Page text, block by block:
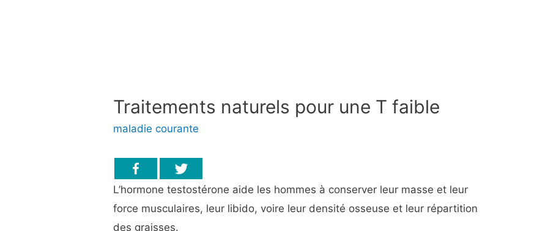
Traitements naturels pour une T faible
maladie courante
L’hormone testostérone aide les hommes à conserver leur masse et leur
force musculaires, leur libido, voire leur densité osseuse et leur répartition
des graisses.